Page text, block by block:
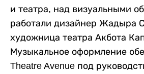
и театра, над визуальными
работали дизайнер Жадыра
художница театра Акбота
Музыкальное оформление
Theatre Avenue под